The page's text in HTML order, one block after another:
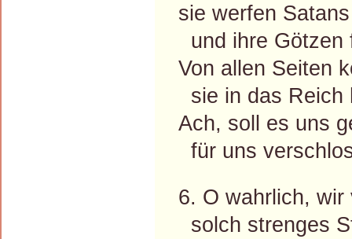
sie werfen
und ihre Götzen
Von allen Seiten
sie in das Reich
Ach, soll es uns
für uns
6. O wahrlich, wir
solch strenges